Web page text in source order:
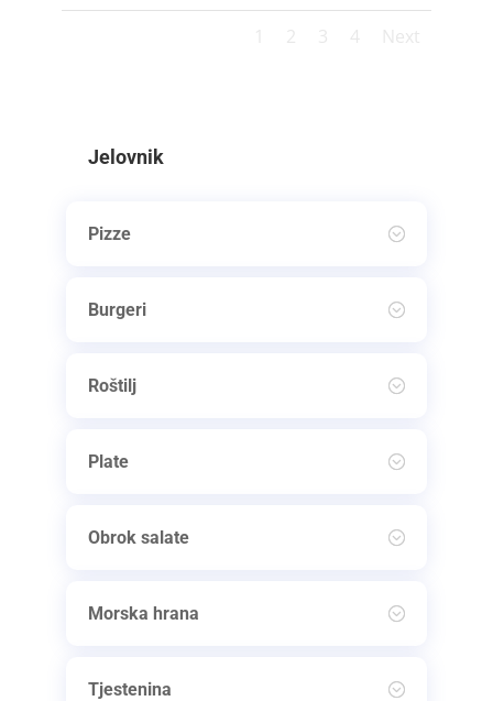
Jelovnik
Pizze
Burgeri
Roštilj
Plate
Obrok salate
Morska hrana
Tjestenina